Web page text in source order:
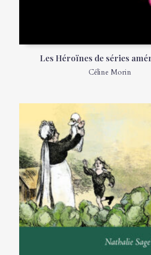
Les Héroïnes de séries
Céline Morin